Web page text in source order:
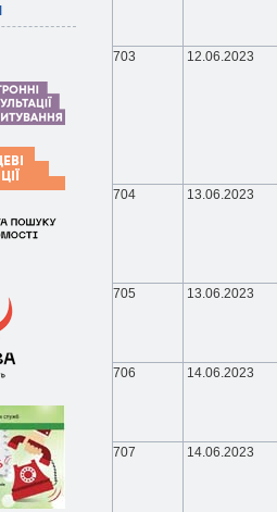
703 12.06.2023
704 13.06.2023
705 13.06.2023
706 14.06.2023
707 14.06.2023